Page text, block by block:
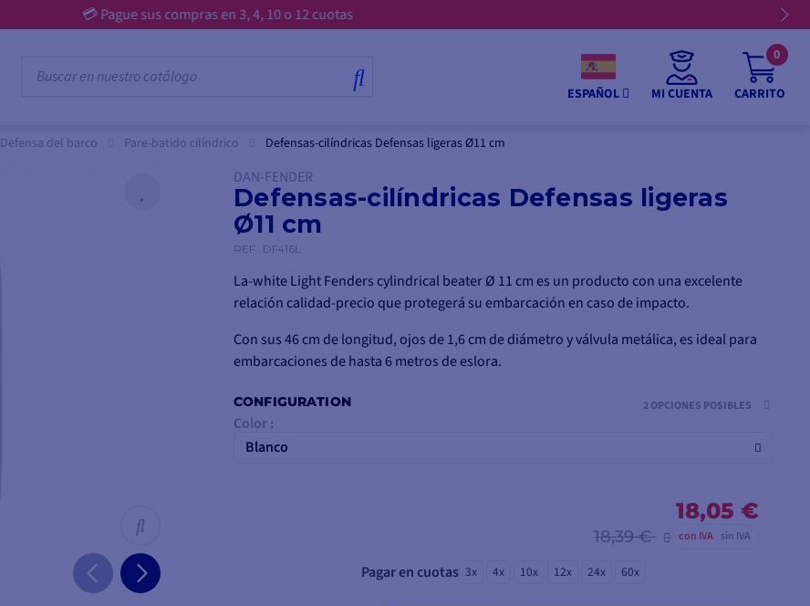
💳 Pague sus compras en 3, 4, 10 o 12 cuotas
ESPAÑOL MI CUENTA CARRITO
0
Defensa del barco Pare-batido cilíndrico Defensas-cilíndricas Defensas ligeras Ø11 cm
DAN-FENDER
Defensas-cilíndricas Defensas ligeras
Ø11 cm
REF. DF416L
La-white Light Fenders cylindrical beater Ø 11 cm es un producto con una excelente
relación calidad-precio que protegerá su embarcación en caso de impacto.
Con sus 46 cm de longitud, ojos de 1,6 cm de diámetro y válvula metálica, es ideal para
embarcaciones de hasta 6 metros de eslora.
CONFIGURATION
Color :
Blanco
2 OPCIONES POSIBLES
18,05 €
18,39 € con IVA sin IVA
Pagar en cuotas 3x 4x 10x 12x 24x 60x